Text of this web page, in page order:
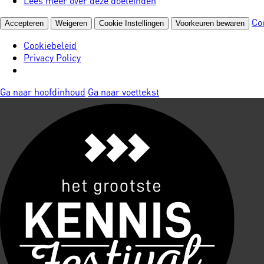
Accepteren Weigeren Cookie Instellingen Voorkeuren bewaren
Cookiebeleid
Privacy Policy
Ga naar hoofdinhoud Ga naar voettekst